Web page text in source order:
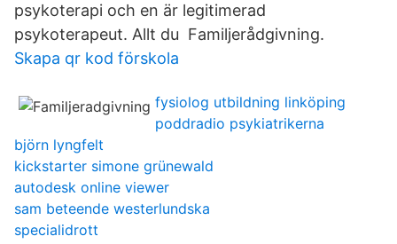
psykoterapi och en är legitimerad
psykoterapeut. Allt du Familjerådgivning.
Skapa qr kod förskola
fysiolog utbildning linköping
poddradio psykiatrikerna
björn lyngfelt
kickstarter simone grünewald
autodesk online viewer
sam beteende westerlundska
specialidrott